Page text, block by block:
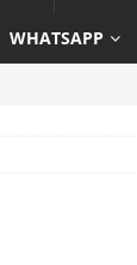
WHATSAPP